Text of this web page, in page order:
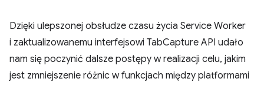
Dzięki ulepszonej obsłudze czasu życia Service Worker
i zaktualizowanemu interfejsowi TabCapture API udało
nam się poczynić dalsze postępy w realizacji celu, jakim
jest zmniejszenie różnic w funkcjach między platformami